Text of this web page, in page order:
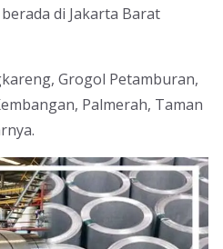
di Jakarta Barat
Grogol Petamburan,
Palmerah, Taman